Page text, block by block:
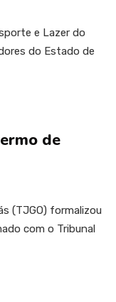
e Lazer do
do Estado de
de
(TJGO) formalizou
com o Tribunal